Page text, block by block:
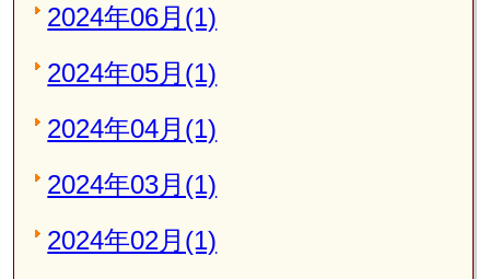
2024年06月(1)
2024年05月(1)
2024年04月(1)
2024年03月(1)
2024年02月(1)